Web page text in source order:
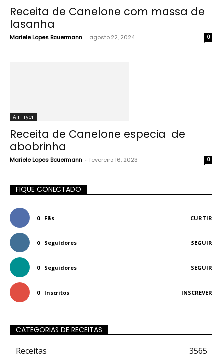
Receita de Canelone com massa de
lasanha
Mariele Lopes Bauermann - agosto 22, 2024 0
Air Fryer
Receita de Canelone especial de
abobrinha
Mariele Lopes Bauermann - fevereiro 16, 2023 0
FIQUE CONECTADO
0 Fãs CURTIR
0 Seguidores SEGUIR
0 Seguidores SEGUIR
0 Inscritos INSCREVER
CATEGORIAS DE RECEITAS
Receitas
3565